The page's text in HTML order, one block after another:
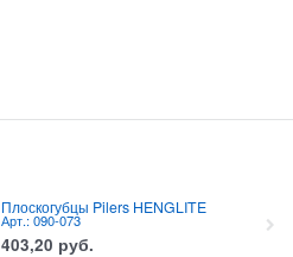
Плоскогубцы Pilers HENGLITE
Арт.: 090-073
403,20 руб.